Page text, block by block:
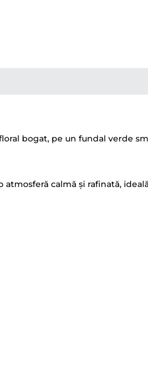
bogat, pe un fundal verde
calmă și rafinată,